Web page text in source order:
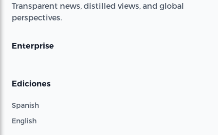
Transparent news, distilled views, and global
perspectives.
Enterprise
Ediciones
Spanish
English